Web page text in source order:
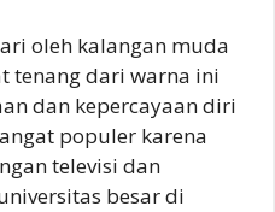
oleh kalangan muda
tenang dari warna ini
dan kepercayaan diri
populer karena
televisi dan
besar di